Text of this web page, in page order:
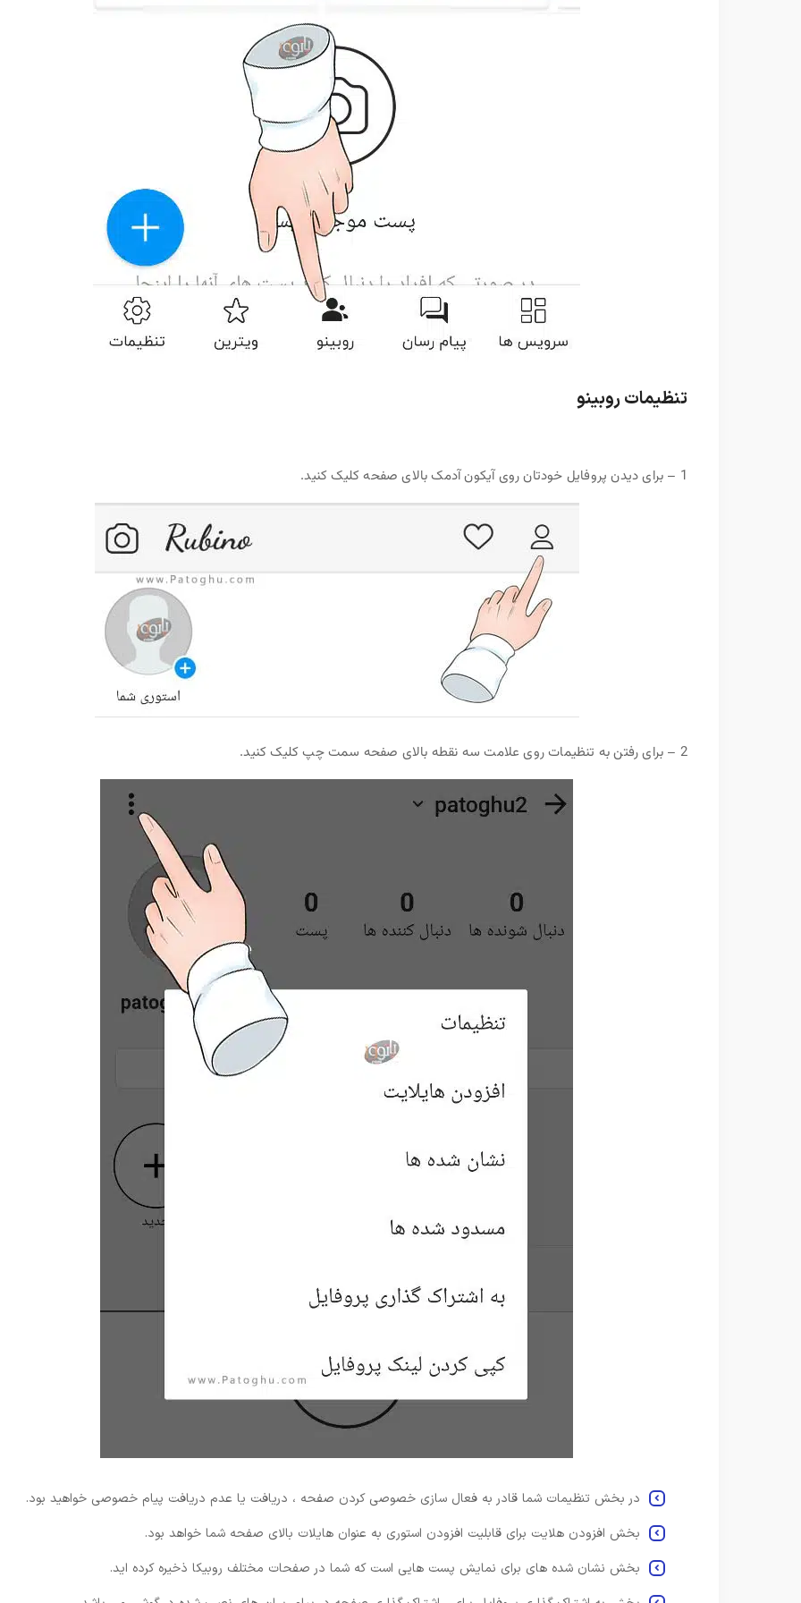
تنظیمات روبینو
1 – برای دیدن پروفایل خودتان روی آیکون آدمک بالای صفحه کلیک کنید.
2 – برای رفتن به تنظیمات روی علامت سه نقطه بالای صفحه سمت چپ کلیک کنید.
در بخش تنظیمات شما قادر به فعال سازی خصوصی کردن صفحه ، دریافت یا عدم دریافت پیام خصوصی خواهید بود.
بخش افزودن هلایت برای قابلیت افزودن استوری به عنوان هایلات بالای صفحه شما خواهد بود.
بخش نشان شده های برای نمایش پست هایی است که شما در صفحات مختلف روبیکا ذخیره کرده اید.